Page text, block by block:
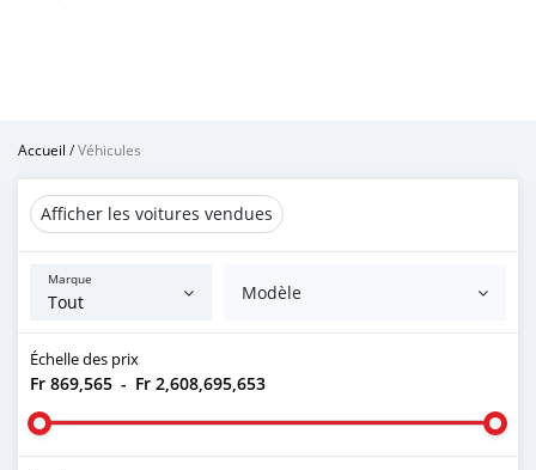
Accueil /Véhicules
Afficher les voitures vendues
Marque
Modèle
Échelle des prix
Fr 869,565 - Fr 2,608,695,653